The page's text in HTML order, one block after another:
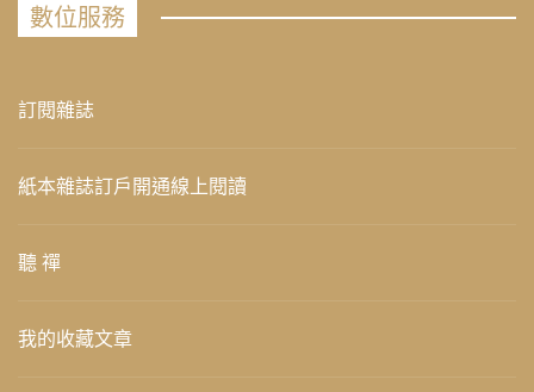
數位服務
訂閱雜誌
紙本雜誌訂戶開通線上閱讀
聽 禪
我的收藏文章